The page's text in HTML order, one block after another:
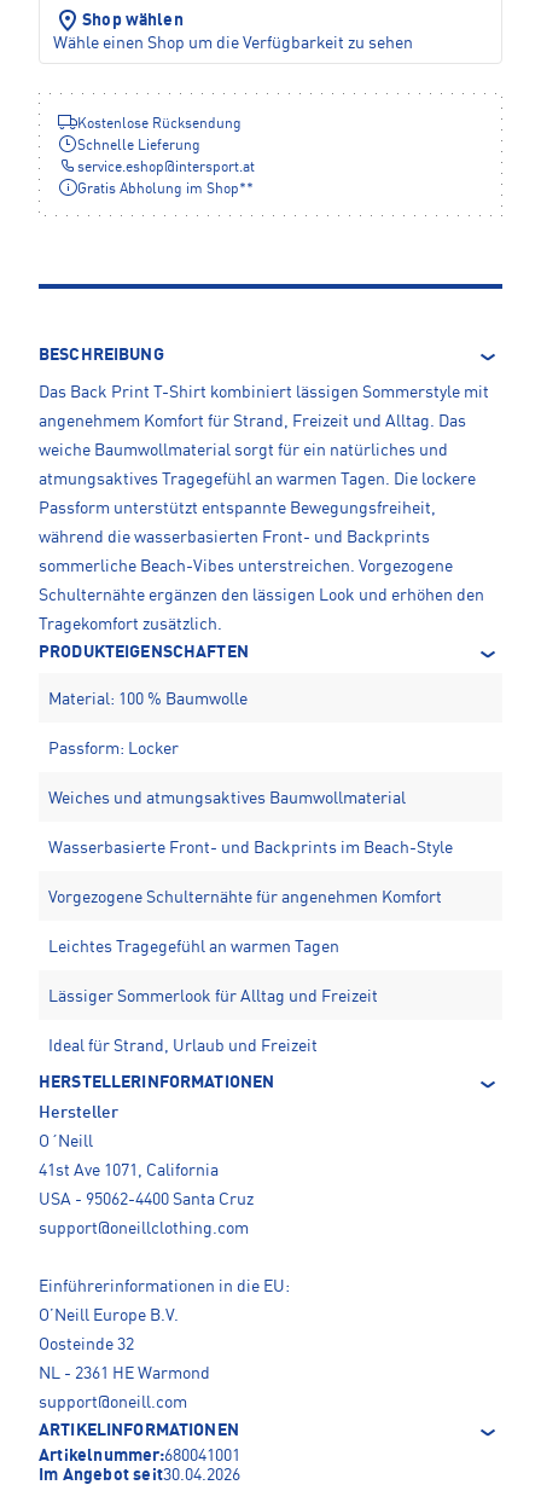
Shop wählen
Wähle einen Shop um die Verfügbarkeit zu sehen
Kostenlose Rücksendung
Schnelle Lieferung
service.eshop@intersport.at
Gratis Abholung im Shop**
BESCHREIBUNG
Das Back Print T-Shirt kombiniert lässigen Sommerstyle mit
angenehmem Komfort für Strand, Freizeit und Alltag. Das
weiche Baumwollmaterial sorgt für ein natürliches und
atmungsaktives Tragegefühl an warmen Tagen. Die lockere
Passform unterstützt entspannte Bewegungsfreiheit,
während die wasserbasierten Front- und Backprints
sommerliche Beach-Vibes unterstreichen. Vorgezogene
Schulternähte ergänzen den lässigen Look und erhöhen den
Tragekomfort zusätzlich.
PRODUKTEIGENSCHAFTEN
Material: 100 % Baumwolle
Passform: Locker
Weiches und atmungsaktives Baumwollmaterial
Wasserbasierte Front- und Backprints im Beach-Style
Vorgezogene Schulternähte für angenehmen Komfort
Leichtes Tragegefühl an warmen Tagen
Lässiger Sommerlook für Alltag und Freizeit
Ideal für Strand, Urlaub und Freizeit
HERSTELLERINFORMATIONEN
Hersteller
O´Neill
41st Ave 1071, California
USA - 95062-4400 Santa Cruz
support@oneillclothing.com
Einführerinformationen in die EU:
O’Neill Europe B.V.
Oosteinde 32
NL - 2361 HE Warmond
support@oneill.com
ARTIKELINFORMATIONEN
Artikelnummer:680041001
Im Angebot seit30.04.2026